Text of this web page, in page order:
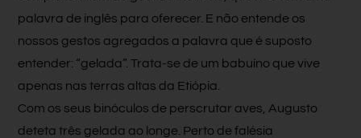
palavra de inglês para oferecer. E não entende os
nossos gestos agregados a palavra que é suposto
entender: “gelada”. Trata-se de um babuíno que vive
apenas nas terras altas da Etiópia.
Com os seus binóculos de perscrutar aves, Augusto
deteta três gelada ao longe. Perto de falésia